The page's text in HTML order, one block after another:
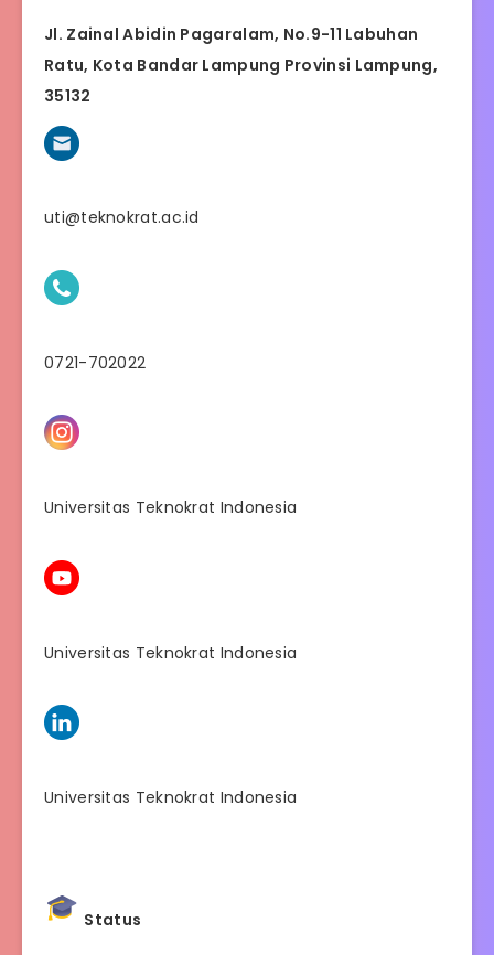
Jl. Zainal Abidin Pagaralam, No.9-11 Labuhan
Ratu, Kota Bandar Lampung Provinsi Lampung,
35132
uti@teknokrat.ac.id
0721-702022
Universitas Teknokrat Indonesia
Universitas Teknokrat Indonesia
Universitas Teknokrat Indonesia
Status